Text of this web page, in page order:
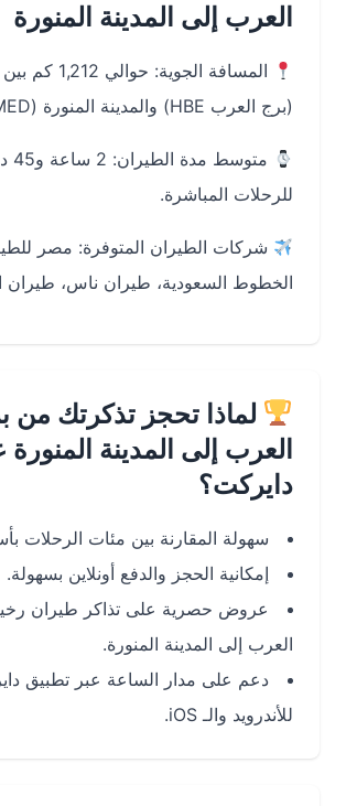
العرب إلى المدينة المنورة
المسافة الجوية: حوالي 1,212 كم
(برج العرب HBE) والمدينة المنورة (MED).
متوسط مدة الطيران: 2 ساعة و45 دقيقة
للرحلات المباشرة.
شركات الطيران المتوفرة: مصر للطيران،
الخطوط السعودية، طيران ناس، طيران
لماذا تحجز تذكرتك من برج
العرب إلى المدينة المنورة عبر
دايركت؟
سهولة المقارنة بين مئات الرحلات بأسعار
إمكانية الحجز والدفع أونلاين بسهولة.
عروض حصرية على تذاكر طيران رخيصة
العرب إلى المدينة المنورة.
دعم على مدار الساعة عبر تطبيق دايركت
للأندرويد والـ iOS.